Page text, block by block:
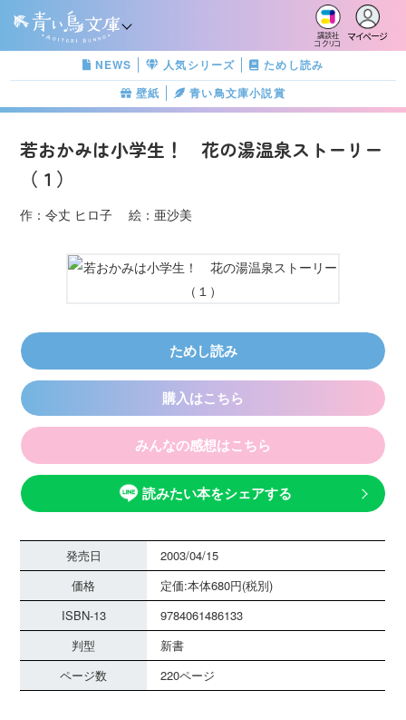
講談社
コクリコ
マイページ
NEWS 人気シリーズ
ためし読み
壁紙
青い鳥文庫小説賞
若おかみは小学生！ 花の湯温泉ストーリー
（１）
作：令丈 ヒロ子 絵：亜沙美
ためし読み
購入はこちら
みんなの感想はこちら
読みたい本をシェアする
発売日
2003/04/15
価格
定価:本体680円(税別)
ISBN-13
9784061486133
判型
新書
ページ数
220ページ